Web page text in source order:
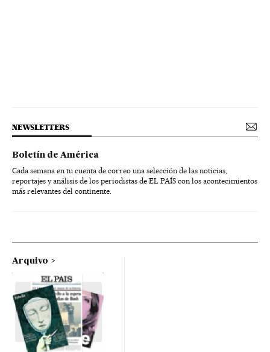
NEWSLETTERS
Boletín de América
Cada semana en tu cuenta de correo una selección de las noticias,
reportajes y análisis de los periodistas de EL PAÍS con los acontecimientos
más relevantes del continente.
Arquivo